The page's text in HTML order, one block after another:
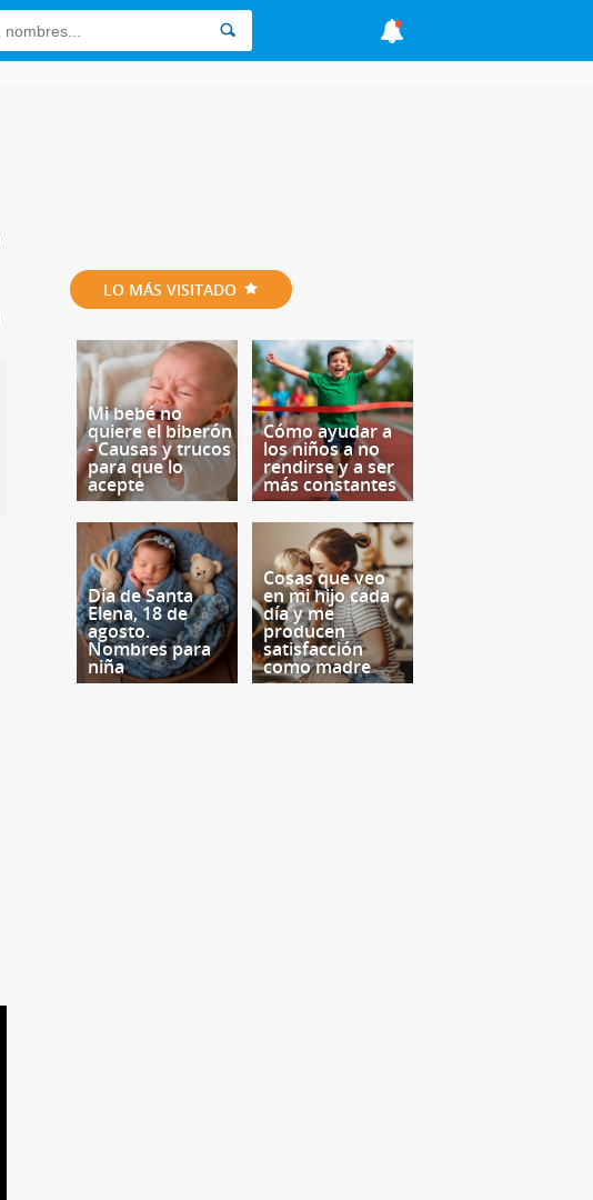
LO MÁS VISITADO
Mi bebé no
quiere el biberón
- Causas y trucos
para que lo
acepte
Cómo ayudar a
los niños a no
rendirse y a ser
más constantes
Día de Santa
Elena, 18 de
agosto.
Nombres para
niña
Cosas que veo
en mi hijo cada
día y me
producen
satisfacción
como madre